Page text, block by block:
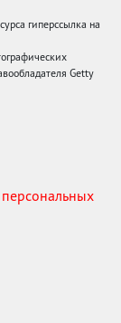
гиперссылка на
Getty